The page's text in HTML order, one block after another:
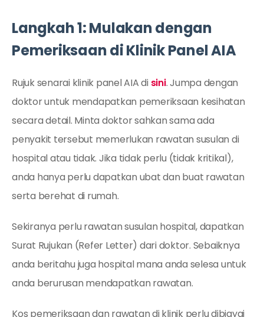
Langkah 1: Mulakan dengan
Pemeriksaan di Klinik Panel AIA
Rujuk senarai klinik panel AIA di sini. Jumpa dengan
doktor untuk mendapatkan pemeriksaan kesihatan
secara detail. Minta doktor sahkan sama ada
penyakit tersebut memerlukan rawatan susulan di
hospital atau tidak. Jika tidak perlu (tidak kritikal),
anda hanya perlu dapatkan ubat dan buat rawatan
serta berehat di rumah.
Sekiranya perlu rawatan susulan hospital, dapatkan
Surat Rujukan (Refer Letter) dari doktor. Sebaiknya
anda beritahu juga hospital mana anda selesa untuk
anda berurusan mendapatkan rawatan.
Kos pemeriksaan dan rawatan di klinik perlu dibiayai